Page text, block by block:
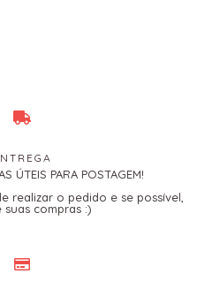
ÚTEIS PARA POSTAGEM!
realizar o pedido e se possível,
suas compras :)